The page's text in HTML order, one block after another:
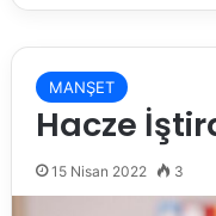
MANŞET
Hacze
15 Nisan 2022 3